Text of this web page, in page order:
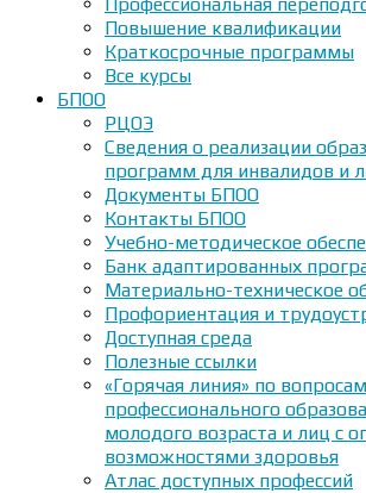
Повышение квалификации
Краткосрочные программы
Все курсы
БПОО
РЦОЭ
Сведения о реализации
программ для инвалидов и
Документы БПОО
Контакты БПОО
Учебно-методическое
Банк адаптированных
Материально-техническое
Профориентация и
Доступная среда
Полезные ссылки
«Горячая линия» по
профессионального
молодого возраста и лиц с
возможностями здоровья
Атлас доступных профессий